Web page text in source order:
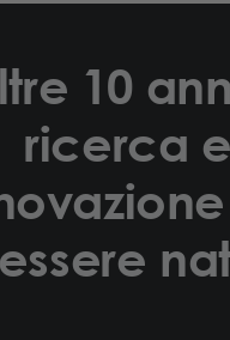
10
ricerca e